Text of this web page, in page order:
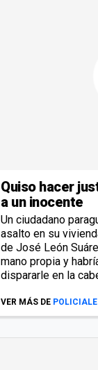
Quiso hacer
a un inocente
Un ciudadano
asalto en su
de José León
mano propia y
dispararle en la
VER MÁS DE